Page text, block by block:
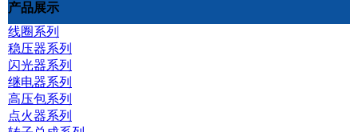
产品展示
线圈系列
稳压器系列
闪光器系列
继电器系列
高压包系列
点火器系列